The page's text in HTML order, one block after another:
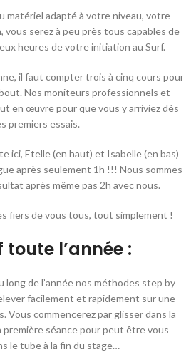
matériel adapté à votre niveau, votre
vous serez à peu près tous capables de
heures de votre initiation au Surf.
il faut compter trois à cinq cours pour
Nos moniteurs professionnels et
en œuvre pour que vous y arriviez dès
premiers essais.
ici, Etelle (en haut) et Isabelle (en bas)
après seulement 1h !!! Nous sommes
après même pas 2h avec nous.
fiers de vous tous, tout simplement !
toute l’année :
long de l’année nos méthodes step by
facilement et rapidement sur une
Vous commencerez par glisser dans la
première séance pour peut être vous
le tube à la fin du stage…